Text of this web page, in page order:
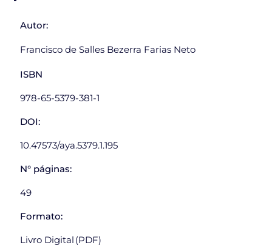
Autor:
Francisco de Salles Bezerra Farias Neto
ISBN
978-65-5379-381-1
DOI:
10.47573/aya.5379.1.195
N° páginas:
49
Formato:
Livro Digital (PDF)